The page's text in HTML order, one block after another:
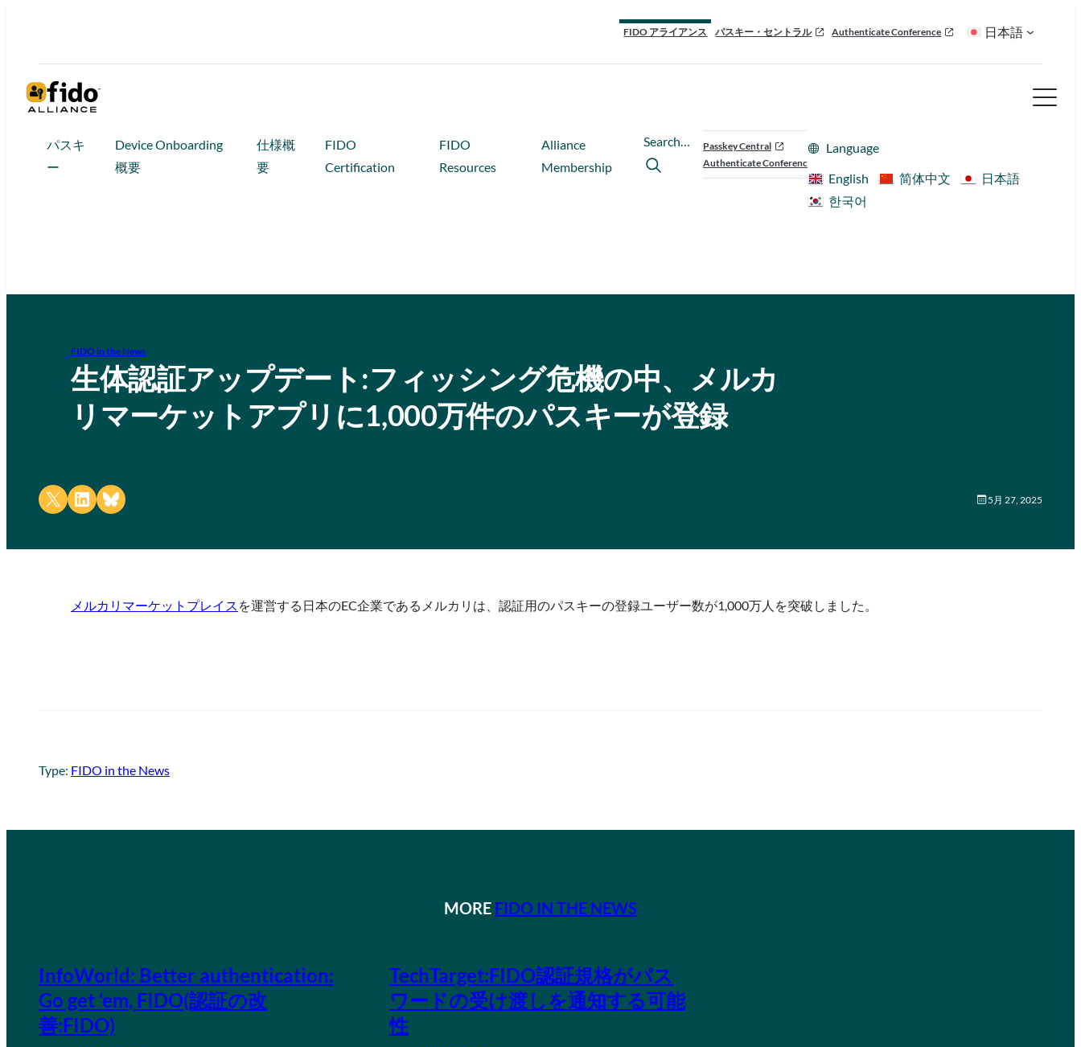
FIDO アライアンス パスキー・セントラル Authenticate Conference 日本語
パスキ
ー
Device Onboarding
概要
仕様概
要
FIDO
Certification
FIDO
Resources
Alliance
Membership
Search…
Passkey Central
Authenticate Conference
Language
English
简体中文
日本語
한국어
FIDO in the News
生体認証アップデート:フィッシング危機の中、メルカ
リマーケットアプリに1,000万件のパスキーが登録
Share on X Share on LinkedIn
Share on Bluesky 5月 27, 2025
メルカリマーケットプレイス を運営する日本のEC企業であるメルカリは、認証用のパスキーの登録ユーザー数が1,000万人を突破しました。
Type: FIDO in the News
MORE FIDO IN THE NEWS
InfoWorld: Better authentication:
Go get ‘em, FIDO(認証の改
善:FIDO)
TechTarget:FIDO認証規格がパス
ワードの受け渡しを通知する可能
性